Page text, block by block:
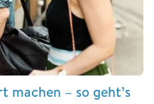
machen – so geht’s